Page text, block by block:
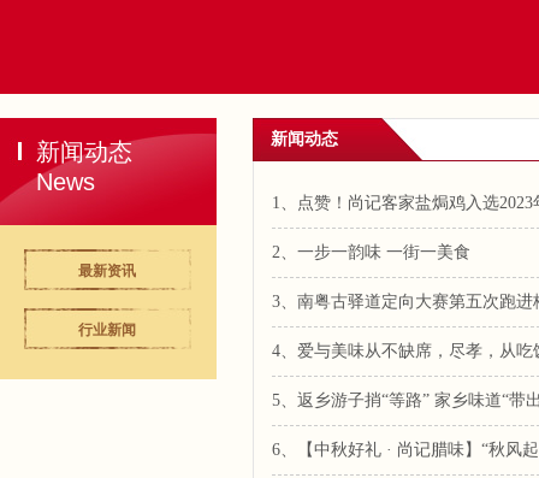
新闻动态
News
最新资讯
行业新闻
新闻动态
1、点赞！尚记客家盐焗鸡入选
2、一步一韵味 一街一美食
3、南粤古驿道定向大赛第五次跑进
4、爱与美味从不缺席，尽孝，从吃
5、返乡游子捎“等路” 家乡味道“带
6、【中秋好礼 · 尚记腊味】“秋风